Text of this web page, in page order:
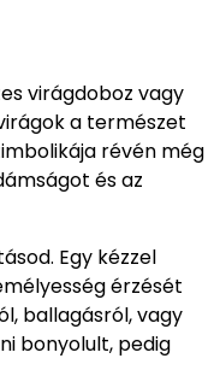
virágdoboz vagy
a természet
révén még
és az
Egy kézzel
érzését
ballagásról, vagy
bonyolult, pedig